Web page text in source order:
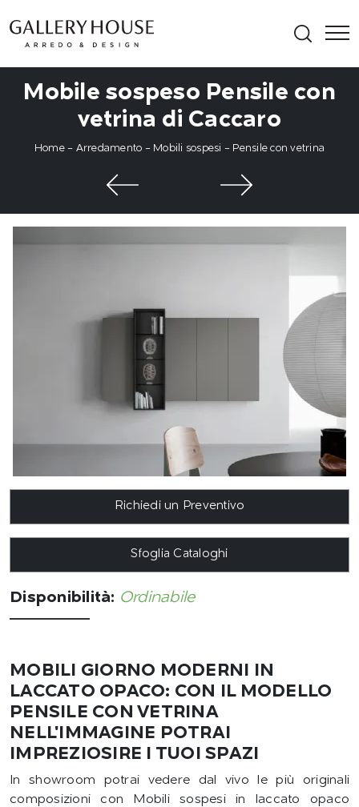
Mobile sospeso Pensile con
vetrina di Caccaro
Home- Arredamento - Mobili sospesi - Pensile con vetrina
Richiedi un Preventivo
Sfoglia Cataloghi
Disponibilità: Ordinabile
MOBILI GIORNO MODERNI IN
LACCATO OPACO: CON IL MODELLO
PENSILE CON VETRINA
NELL'IMMAGINE POTRAI
IMPREZIOSIRE I TUOI SPAZI
In showroom potrai vedere dal vivo le più originali
composizioni con Mobili sospesi in laccato opaco